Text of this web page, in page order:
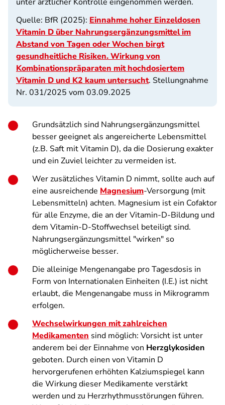
Quelle: BfR (2025): Einnahme hoher Einzeldosen
Vitamin D über Nahrungsergänzungsmittel im
Abstand von Tagen oder Wochen birgt
gesundheitliche Risiken. Wirkung von
Kombinationspräparaten mit hochdosiertem
Vitamin D und K2 kaum untersucht. Stellungnahme
Nr. 031/2025 vom 03.09.2025
Grundsätzlich sind Nahrungsergänzungsmittel
besser geeignet als angereicherte Lebensmittel
(z.B. Saft mit Vitamin D), da die Dosierung exakter
und ein Zuviel leichter zu vermeiden ist.
Wer zusätzliches Vitamin D nimmt, sollte auch auf
eine ausreichende Magnesium-Versorgung (mit
Lebensmitteln) achten. Magnesium ist ein Cofaktor
für alle Enzyme, die an der Vitamin-D-Bildung und
dem Vitamin-D-Stoffwechsel beteiligt sind.
Nahrungsergänzungsmittel "wirken" so
möglicherweise besser.
Die alleinige Mengenangabe pro Tagesdosis in
Form von Internationalen Einheiten (I.E.) ist nicht
erlaubt, die Mengenangabe muss in Mikrogramm
erfolgen.
Wechselwirkungen mit zahlreichen
Medikamenten sind möglich: Vorsicht ist unter
anderem bei der Einnahme von Herzglykosiden
geboten. Durch einen von Vitamin D
hervorgerufenen erhöhten Kalziumspiegel kann
die Wirkung dieser Medikamente verstärkt
werden und zu Herzrhythmusstörungen führen.